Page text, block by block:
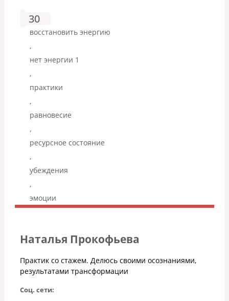
восстановить энергию
,
нет энергии 1
,
практики
,
равновесие
,
ресурсное состояние
,
убеждения
,
эмоции
30
Наталья Прокофьева
Практик со стажем. Делюсь своими осознаниями,
результатами трансформации
Соц. сети: